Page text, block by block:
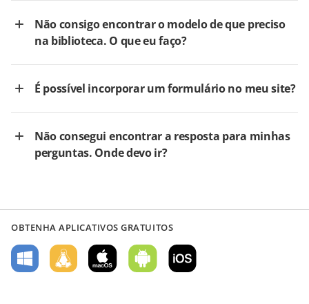
Não consigo encontrar o modelo de que preciso
na biblioteca. O que eu faço?
É possível incorporar um formulário no meu site?
Não consegui encontrar a resposta para minhas
perguntas. Onde devo ir?
OBTENHA APLICATIVOS GRATUITOS